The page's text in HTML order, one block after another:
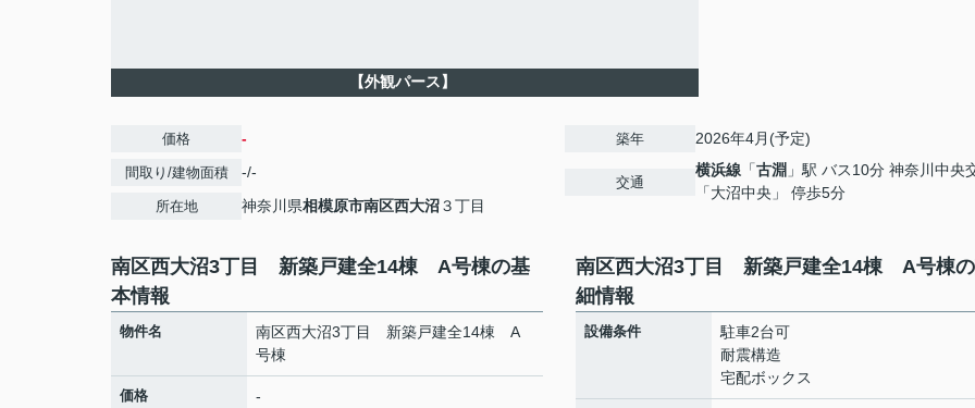
【外観パース】
価格 -
間取り/建物面積 -/-
所在地 神奈川県相模原市南区西大沼３丁目
築年 2026年4月(予定)
交通
横浜線 「古淵 」駅 バス10分 神奈川中央
「大沼中央」 停歩5分
南区西大沼3丁目 新築戸建全14棟 A号棟の基
本情報
物件名
南区西大沼3丁目 新築戸建全14棟 A
号棟
価格 -
南区西大沼3丁目 新築戸建全14棟 A号棟
細情報
設備条件
駐車2台可
耐震構造
宅配ボックス